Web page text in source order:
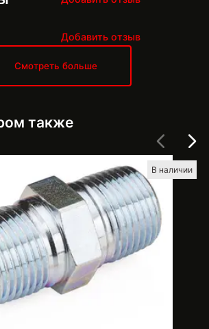
Добавить отзыв
Смотреть больше
также
В наличии